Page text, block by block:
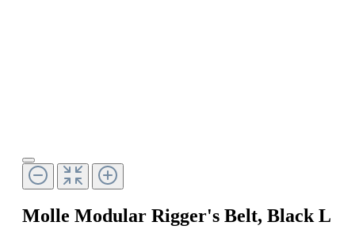
Molle Modular Rigger's Belt, Black L